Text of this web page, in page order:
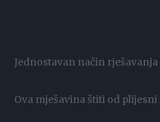
Jednostavan način
Ova mješavina štiti od